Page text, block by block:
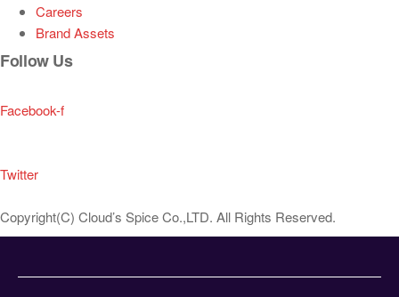
Careers
Brand Assets
Follow Us
Facebook-f
Twitter
Copyright(C) Cloud’s Spice Co.,LTD. All Rights Reserved.